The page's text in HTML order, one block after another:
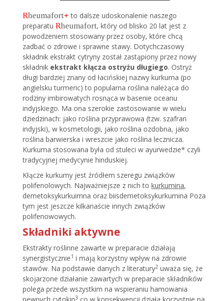
Rheumafort+ to dalsze udoskonalenie naszego
preparatuRheumafort, który od blisko 20 lat jest z
powodzeniem stosowany przez osoby, które chcą
zadbać o zdrowe i sprawne stawy. Dotychczasowy
składnik ekstrakt cytryny został zastąpiony przez nowy
składnik ekstrakt kłącza ostryżu długiego. Ostryż
długi bardziej znany od łacińskiej nazwy kurkuma (po
angielsku turmeric) to popularna roślina należąca do
rodziny imbirowatych rosnąca w basenie oceanu
indyjskiego. Ma ona szerokie zastosowanie w wielu
dziedzinach: jako roślina przyprawowa (tzw. szafran
indyjski), w kosmetologii, jako roślina ozdobna, jako
roślina barwierska i wreszcie jako roślina lecznicza.
Kurkuma stosowana była od stuleci w ayurwedzie* czyli
tradycyjnej medycynie hinduskiej.
Kłącze kurkumy jest źródłem szeregu związków
polifenolowych. Najważniejsze z nich tokurkumina,
demetoksykurkuimna oraz biisdemetoksykurkumina Poza
tym jest jeszcze kilkanaście innych związków
polifenowowych.
Składniki aktywne
Ekstrakty roślinne zawarte w preparacie działają
synergistycznie1 i mają korzystny wpływ na zdrowie
stawów. Na podstawie danych z literatury2 uważa się, że
skojarzone działanie zawartych w preparacie składników
polega przede wszystkim na wspieraniu hamowania
3